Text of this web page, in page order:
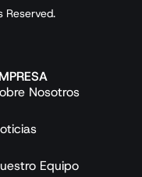
Nosotros
Equipo